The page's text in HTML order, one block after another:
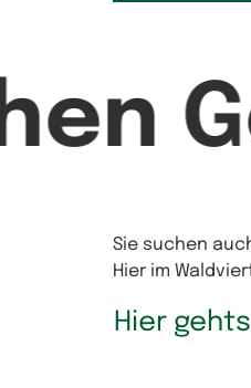
Sie suchen
Hier im
Hier